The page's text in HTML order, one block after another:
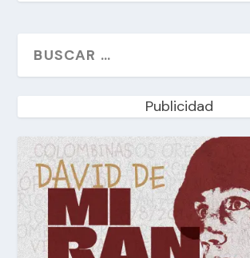
Publicidad